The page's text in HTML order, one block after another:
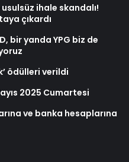
ihale skandalı!
çıkardı
bir yanda YPG biz de
ödülleri verildi
2025 Cumartesi
ve banka hesaplarına